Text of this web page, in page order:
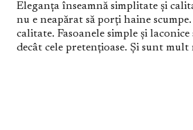
Eleganța înseamnă simplitate și
nu e neapărat să porți haine
calitate. Fasoanele simple și
decât cele pretențioase. Și sunt